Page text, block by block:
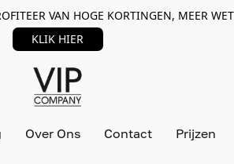
VAN HOGE KORTINGEN, MEER
KLIK HIER
Over Ons Contact Prijzen